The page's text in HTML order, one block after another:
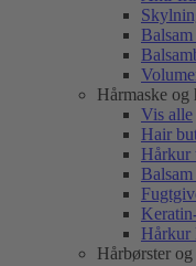
Hårmaske og
Vis alle
Hair
Hårkur
Hårkur
Hårbørster